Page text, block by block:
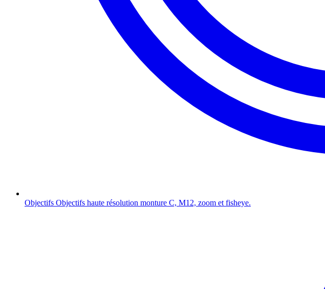
Objectifs Objectifs haute résolution monture C, M12, zoom et fisheye.